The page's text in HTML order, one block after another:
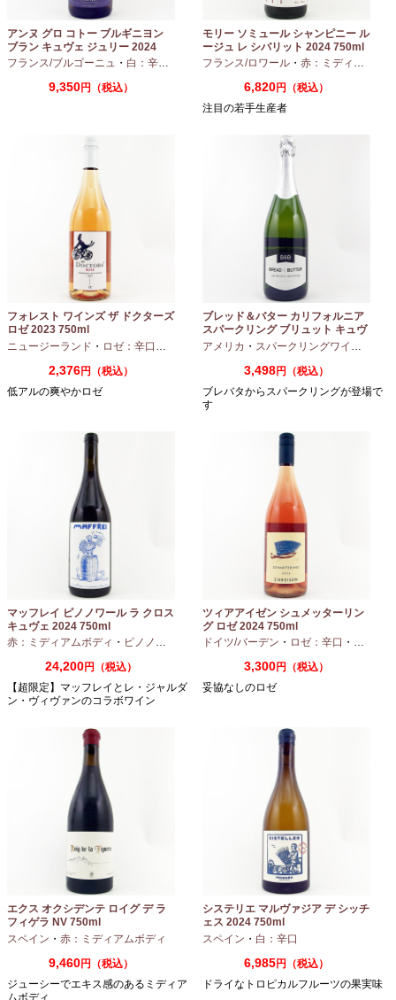
アンヌ グロ コトー ブルギニヨン
ブラン キュヴェ ジュリー 2024
フランス/ブルゴーニュ ・ 白：辛口 シャルドネ
9,350円（税込）
モリー ソミュール シャンピニー ル
ージュ レ シバリット 2024 750ml
フランス/ロワール ・ 赤：ミディアムボディ
6,820円（税込）
注目の若手生産者
フォレスト ワインズ ザ ドクターズ
ロゼ 2023 750ml
ニュージーランド ・ ロゼ：辛口 ピノノワール
2,376円（税込）
低アルの爽やかロゼ
ブレッド＆バター カリフォルニア
スパークリング ブリュット キュヴ
ェ NV 750ml
アメリカ ・ スパークリングワイン
3,498円（税込）
ブレバタからスパークリングが登場で
す
マッフレイ ピノノワール ラ クロス
キュヴェ 2024 750ml
赤：ミディアムボディ ・ ピノノワール
24,200円（税込）
【超限定】マッフレイとレ・ジャルダ
ン・ヴィヴァンのコラボワイン
ツィアアイゼン シュメッターリン
グ ロゼ 2024 750ml
ドイツ/バーデン ・ ロゼ：辛口 ・ ピノノ
3,300円（税込）
妥協なしのロゼ
エクス オクシデンテ ロイグ デ ラ
フィゲラ NV 750ml
（2022/2023）
スペイン ・ 赤：ミディアムボディ
9,460円（税込）
ジューシーでエキス感のあるミディア
ムボディ
システリエ マルヴァジア デ シッチ
ェス 2024 750ml
スペイン ・ 白：辛口
6,985円（税込）
ドライなトロピカルフルーツの果実味